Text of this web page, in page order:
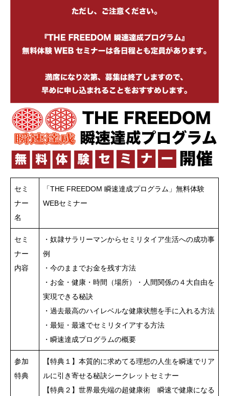
セミ
ナー
名
「THE FREEDOM 瞬速達成プログラム」無料体験
WEBセミナー
セミ
ナー
内容
・奴隷サラリーマンからセミリタイア生活への成功事
例
・今のままでお金を残す方法
・お金・健康・時間（場所）・人間関係の４大自由を
実現できる秘訣
・過去最高のハイレベルな健康状態を手に入れる方法
・最短・最速でセミリタイアする方法
・瞬速達成プログラムの概要
参加
特典
【特典１】本質的に求めてる理想の人生を瞬速でリア
ルに引き寄せる秘訣シークレットセミナー
【特典２】世界最先端の超健康術 瞬速で健康になる